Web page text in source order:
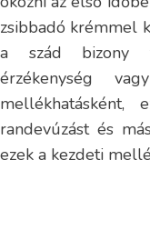
zsibbadó krémmel
a szád bizony
érzékenység
randevúzást és
ezek a kezdeti